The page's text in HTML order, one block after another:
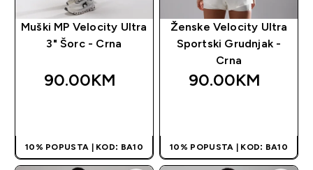
Muški MP Velocity Ultra
3" Šorc - Crna
90.00KM‎
10% POPUSTA | KOD: BA10
Ženske Velocity Ultra
Sportski Grudnjak -
Crna
90.00KM‎
10% POPUSTA | KOD: BA10